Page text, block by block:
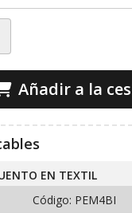
Añadir a la
EN TEXTIL
Código: PEM4BI